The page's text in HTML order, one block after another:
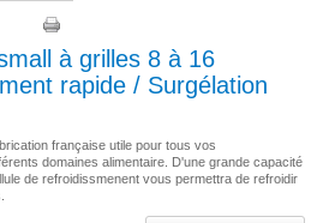
à grilles 8 à 16
rapide / Surgélation
française utile pour tous vos
domaines alimentaire. D'une grande capacité
de refroidissmenent vous permettra de refroidir